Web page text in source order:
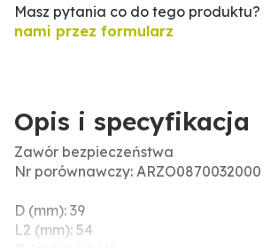
Masz pytania co do tego produktu?
nami przez formularz
Opis i specyfikacja
Zawór bezpieczeństwa
Nr porównawczy: ARZO0870032000
D (mm): 39
L2 (mm): 54